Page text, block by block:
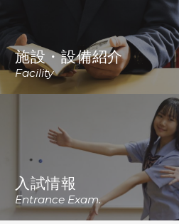
施設・設備紹介
Facility
入試情報
Entrance Exam.